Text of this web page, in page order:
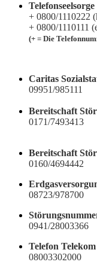
Telefonseelsorge
+ 0800/1110222
+ 0800/1110111
(+ = Die
Caritas
09951/985111
Bereitschaft
0171/7493413
Bereitschaft
0160/4694442
08723/978700
0941/28003366
Telefon
08003302000